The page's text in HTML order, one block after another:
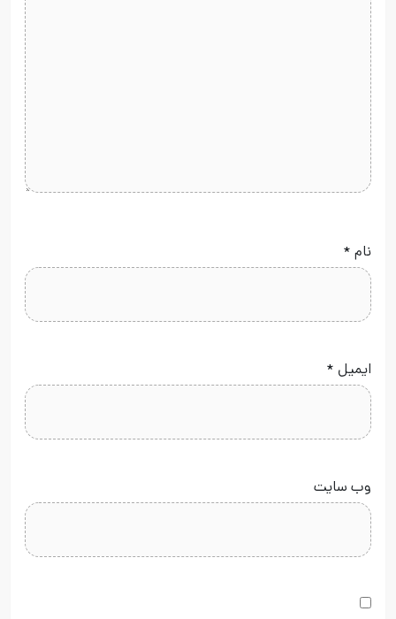
نام *
ایمیل *
وب‌ سایت